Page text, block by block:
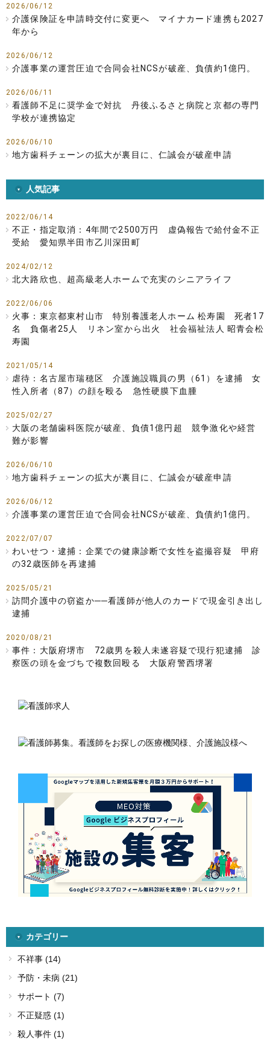
2026/06/12
介護保険証を申請時交付に変更へ マイナカード連携も2027
年から
2026/06/12
介護事業の運営圧迫で合同会社NCSが破産、負債約1億円。
2026/06/11
看護師不足に奨学金で対抗 丹後ふるさと病院と京都の専門
学校が連携協定
2026/06/10
地方歯科チェーンの拡大が裏目に、仁誠会が破産申請
人気記事
2022/06/14
不正・指定取消：4年間で2500万円 虚偽報告で給付金不正
受給 愛知県半田市乙川深田町
2024/02/12
北大路欣也、超高級老人ホームで充実のシニアライフ
2022/06/06
火事：東京都東村山市 特別養護老人ホーム 松寿園 死者17
名 負傷者25人 リネン室から出火 社会福祉法人 昭青会松
寿園
2021/05/14
虐待：名古屋市瑞穂区 介護施設職員の男（61）を逮捕 女
性入所者（87）の顔を殴る 急性硬膜下血腫
2025/02/27
大阪の老舗歯科医院が破産、負債1億円超 競争激化や経営
難が影響
2026/06/10
地方歯科チェーンの拡大が裏目に、仁誠会が破産申請
2026/06/12
介護事業の運営圧迫で合同会社NCSが破産、負債約1億円。
2022/07/07
わいせつ・逮捕：企業での健康診断で女性を盗撮容疑 甲府
の32歳医師を再逮捕
2025/05/21
訪問介護中の窃盗か──看護師が他人のカードで現金引き出し
逮捕
2020/08/21
事件：大阪府堺市 72歳男を殺人未遂容疑で現行犯逮捕 診
察医の頭を金づちで複数回殴る 大阪府警西堺署
カテゴリー
不祥事 (14)
予防・未病 (21)
サポート (7)
不正疑惑 (1)
殺人事件 (1)